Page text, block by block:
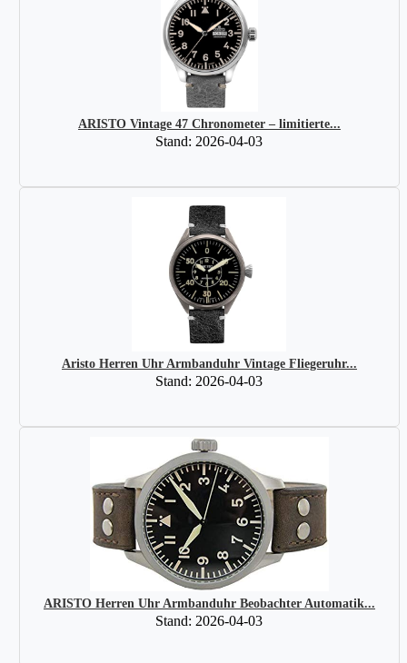
ARISTO Vintage 47 Chronometer – limitierte...
Stand: 2026-04-03
Aristo Herren Uhr Armbanduhr Vintage Fliegeruhr...
Stand: 2026-04-03
ARISTO Herren Uhr Armbanduhr Beobachter Automatik...
Stand: 2026-04-03